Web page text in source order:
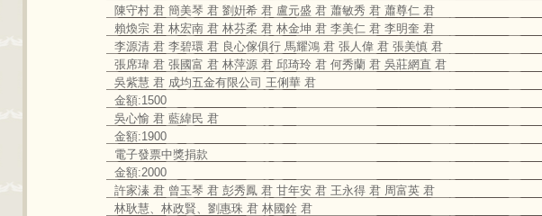
陳守村 君 簡美琴 君 劉姸希 君 盧元盛 君 蕭敏秀 君 蕭尊仁 君
賴煥宗 君 林宏南 君 林芬柔 君 林金坤 君 李美仁 君 李明奎 君
李源清 君 李碧環 君 良心傢俱行 馬耀鴻 君 張人偉 君 張美慎 君
張席瑋 君 張國富 君 林萍源 君 邱琦玲 君 何秀蘭 君 吳莊網直 君
吳紫慧 君 成均五金有限公司 王俐華 君
金額:1500
吳心愉 君 藍緯民 君
金額:1900
電子發票中獎捐款
金額:2000
許家溱 君 曾玉琴 君 彭秀鳳 君 甘年安 君 王永得 君 周富英 君
林耿慧、林政賢、劉惠珠 君 林國銓 君